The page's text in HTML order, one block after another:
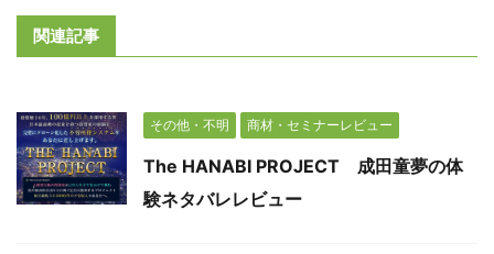
関連記事
その他・不明 商材・セミナーレビュー
The HANABI PROJECT 成田童夢の体
験ネタバレレビュー